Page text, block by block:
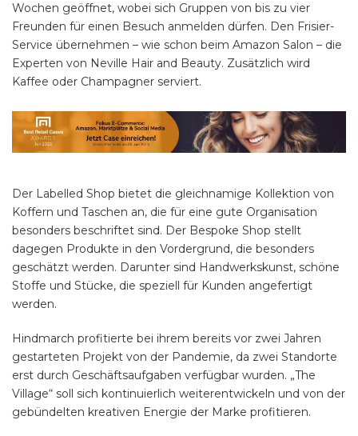
Wochen geöffnet, wobei sich Gruppen von bis zu vier
Freunden für einen Besuch anmelden dürfen. Den Frisier-
Service übernehmen – wie schon beim Amazon Salon – die
Experten von Neville Hair and Beauty. Zusätzlich wird
Kaffee oder Champagner serviert.
Der Labelled Shop bietet die gleichnamige Kollektion von
Koffern und Taschen an, die für eine gute Organisation
besonders beschriftet sind. Der Bespoke Shop stellt
dagegen Produkte in den Vordergrund, die besonders
geschätzt werden. Darunter sind Handwerkskunst, schöne
Stoffe und Stücke, die speziell für Kunden angefertigt
werden.
Hindmarch profitierte bei ihrem bereits vor zwei Jahren
gestarteten Projekt von der Pandemie, da zwei Standorte
erst durch Geschäftsaufgaben verfügbar wurden. „The
Village“ soll sich kontinuierlich weiterentwickeln und von der
gebündelten kreativen Energie der Marke profitieren.